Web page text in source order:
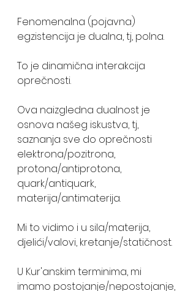
Fenomenalna (pojavna)
egzistencija je dualna, tj, polna.
To je dinamična interakcija
oprečnosti.
Ova naizgledna dualnost je
osnova našeg iskustva, tj,
saznanja sve do oprečnosti
elektrona/pozitrona,
protona/antiprotona,
quark/antiquark,
materija/antimaterija.
Mi to vidimo i u sila/materija,
djelići/valovi, kretanje/statičnost.
U Kur'anskim terminima, mi
imamo postojanje/nepostojanje,